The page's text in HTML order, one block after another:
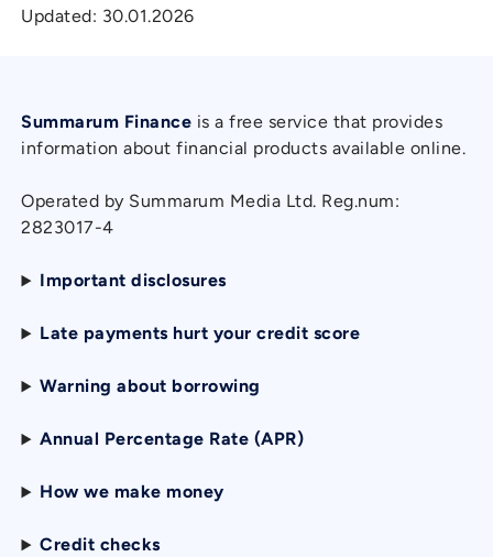
Updated: 30.01.2026
Summarum Finance is a free service that provides
information about financial products available online.
Operated by Summarum Media Ltd. Reg.num:
2823017-4
Important disclosures
Late payments hurt your credit score
Warning about borrowing
Annual Percentage Rate (APR)
How we make money
Credit checks